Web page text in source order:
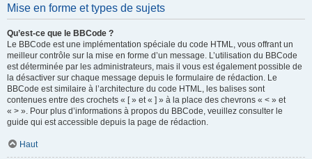
Mise en forme et types de sujets
Qu’est-ce que le BBCode ?
Le BBCode est une implémentation spéciale du code HTML, vous offrant un
meilleur contrôle sur la mise en forme d’un message. L’utilisation du BBCode
est déterminée par les administrateurs, mais il vous est également possible de
la désactiver sur chaque message depuis le formulaire de rédaction. Le
BBCode est similaire à l’architecture du code HTML, les balises sont
contenues entre des crochets « [ » et « ] » à la place des chevrons « < » et
« > ». Pour plus d’informations à propos du BBCode, veuillez consulter le
guide qui est accessible depuis la page de rédaction.
Haut